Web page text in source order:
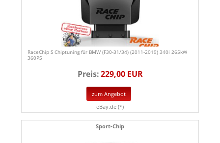
RaceChip S Chiptuning für BMW (F30-31/34) (2011-2019) 340i 265kW
360PS
Preis:229,00 EUR
zum Angebot
eBay.de (*)
Sport-Chip